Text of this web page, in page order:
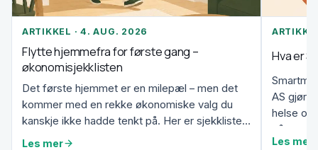
ARTIKKEL · 4. AUG. 2026
Flytte hjemmefra for første gang –
økonomisjekklisten
Det første hjemmet er en milepæl – men det
kommer med en rekke økonomiske valg du
kanskje ikke hadde tenkt på. Her er sjekklisten
som hjelper deg å st...
Les mer
Hva er
AS gjør
helse og
går ut
Les mer